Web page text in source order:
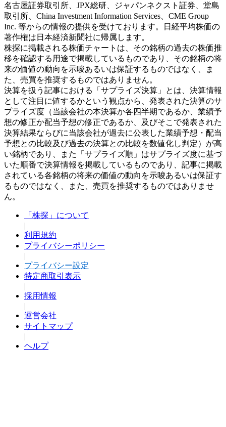
名古屋証券取引所、JPX総研、ジャパンネクスト証券、堂島
取引所、China Investment Information Services、CME Group
Inc. 等からの情報の提供を受けております。日経平均株価の
著作権は日本経済新聞社に帰属します。
株探に掲載される株価チャートは、その銘柄の過去の株価推
移を確認する用途で掲載しているものであり、その銘柄の将
来の価値の動向を示唆あるいは保証するものではなく、ま
た、売買を推奨するものではありません。
決算を扱う記事における「サプライズ決算」とは、決算情報
として注目に値するかという観点から、発表された決算のサ
プライズ度（当該会社の本決算か各四半期であるか、業績予
想の修正か配当予想の修正であるか、及びそこで発表された
決算結果ならびに当該会社が過去に公表した業績予想・配当
予想との比較及び過去の決算との比較を数値化し判定）が高
い銘柄であり、また「サプライズ順」はサプライズ度に基づ
いた順番で決算情報を掲載しているものであり、記事に掲載
されている各銘柄の将来の価値の動向を示唆あるいは保証す
るものではなく、また、売買を推奨するものではありませ
ん。
「株探」について
|
利用規約
プライバシーポリシー
|
プライバシー設定
特定商取引表示
|
採用情報
|
運営会社
サイトマップ
|
ヘルプ